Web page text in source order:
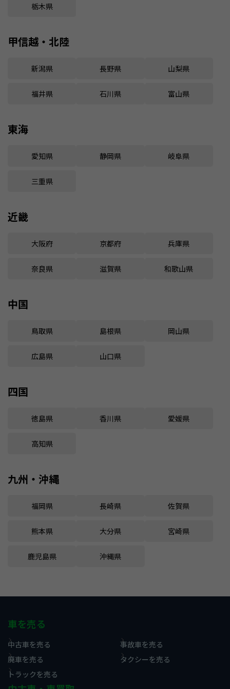
栃木県
甲信越・北陸
新潟県 長野県 山梨県
福井県 石川県 富山県
東海
愛知県 静岡県 岐阜県
三重県
近畿
大阪府 京都府 兵庫県
奈良県 滋賀県 和歌山県
中国
鳥取県 島根県 岡山県
広島県 山口県
四国
徳島県 香川県 愛媛県
高知県
九州・沖縄
福岡県 長崎県 佐賀県
熊本県 大分県 宮崎県
鹿児島県 沖縄県
車を売る
中古車を売る
事故車を売る
廃車を売る
タクシーを売る
トラックを売る